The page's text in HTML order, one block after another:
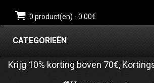
0 product(en) - 0.00€
CATEGORIEËN
Krijg 10% korting boven 70€,